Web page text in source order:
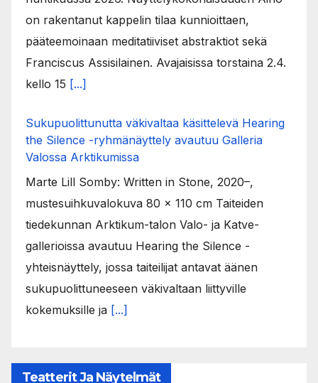
on rakentanut kappelin tilaa kunnioittaen,
pääteemoinaan meditatiiviset abstraktiot sekä
Franciscus Assisilainen. Avajaisissa torstaina 2.4.
kello 15 [...]
Sukupuolittunutta väkivaltaa käsittelevä Hearing
the Silence -ryhmänäyttely avautuu Galleria
Valossa Arktikumissa
Marte Lill Somby: Written in Stone, 2020–,
mustesuihkuvalokuva 80 x 110 cm Taiteiden
tiedekunnan Arktikum-talon Valo- ja Katve-
gallerioissa avautuu Hearing the Silence -
yhteisnäyttely, jossa taiteilijat antavat äänen
sukupuolittuneeseen väkivaltaan liittyville
kokemuksille ja [...]
Teatterit Ja Näytelmät